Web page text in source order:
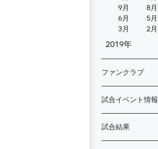
9月
8月
6月
5月
3月
2月
2019年
ファンクラブ
試合イベント情報
試合結果